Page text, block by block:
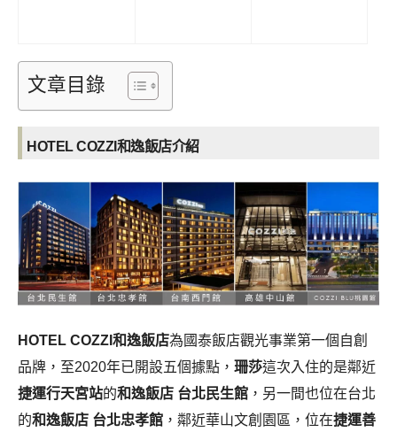
文章目錄
HOTEL COZZI和逸飯店介紹
HOTEL COZZI和逸飯店為國泰飯店觀光事業第一個自創
品牌，至2020年已開設五個據點， 珊莎這次入住的是鄰近
捷運行天宮站的和逸飯店 台北民生館 ，另一間也位在台北
的和逸飯店 台北忠孝館 ，鄰近華山文創園區，位在捷運善